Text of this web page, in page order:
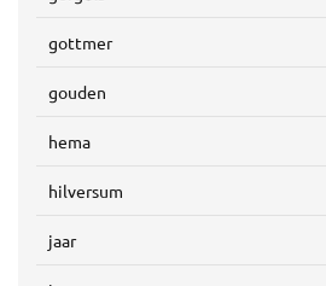
gottmer
gouden
hema
hilversum
jaar